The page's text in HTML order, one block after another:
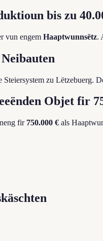
bis zu
vun engem Haaptwunnsëtz.
Steiersystem zu Lëtzebuerg.
Objet fir
fir 750.000 € als